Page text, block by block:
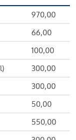
970,00
66,00
100,00
300,00
300,00
50,00
550,00